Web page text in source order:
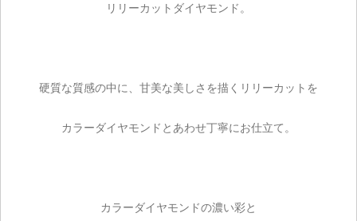
リリーカットダイヤモンド。
硬質な質感の中に、甘美な美しさを描くリリーカットを
カラーダイヤモンドとあわせ丁寧にお仕立て。
カラーダイヤモンドの濃い彩と